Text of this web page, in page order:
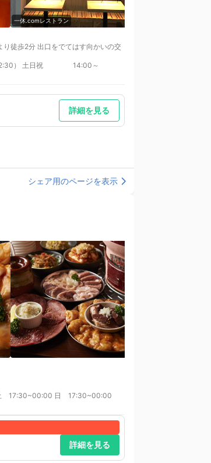
一休.comレストラン
徒歩2分 出口をでてはす向かいの交
詳細を見る
シェア用のページを表示
17:30~00:00 日 17:30~00:00
詳細を見る